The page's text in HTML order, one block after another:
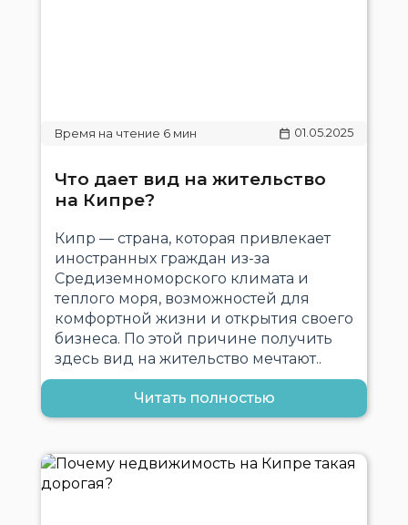
01.05.2025
Что дает вид на жительство
на Кипре?
Кипр — страна, которая привлекает
иностранных граждан из-за
Средиземноморского климата и
теплого моря, возможностей для
комфортной жизни и открытия своего
бизнеса. По этой причине получить
здесь вид на жительство мечтают..
Читать полностью